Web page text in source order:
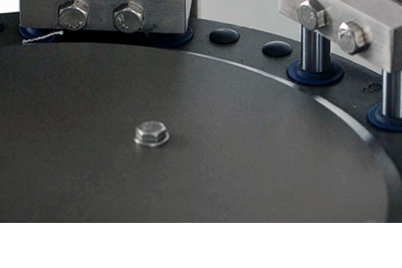
中南制药机械厂总部座落在长沙市国家高
新技术产业区，是获得国家创新基金支持
后段整体包装设备
冻干粉针剂生产线
辅助设备
中南药机提供的“1+X”药物制剂设备方
案，包含固体制剂设备方案、液体制剂设
备方案，均可满足“1+X”药物制剂设备要
赛事资讯
赛事合作